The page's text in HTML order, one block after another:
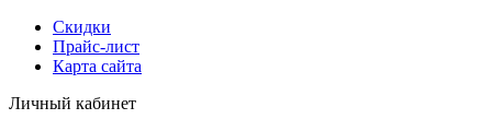
Скидки
Прайс-лист
Карта сайта
Личный кабинет